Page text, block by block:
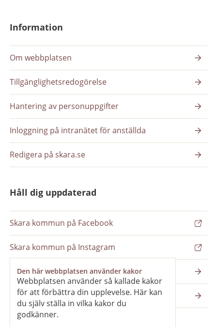
Den här webbplatsen använder kakor
Webbplatsen använder så kallade kakor
för att förbättra din upplevelse. Här kan
du själv ställa in vilka kakor du
godkänner.
Information
Om webbplatsen
Tillgänglighetsredogörelse
Hantering av personuppgifter
Inloggning på intranätet för anställda
Redigera på skara.se
Håll dig uppdaterad
Skara kommun på Facebook
Skara kommun på Instagram
Nyhetsbrev
Pressrum